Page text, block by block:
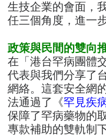
生技企業的會面，
任三個角度，進一
政策與民間的雙向
在「港台罕病團體
代表與我們分享了
網絡。這套安全網
法通過了《罕見疾
保障了罕病藥物的
專款補助的雙軌制